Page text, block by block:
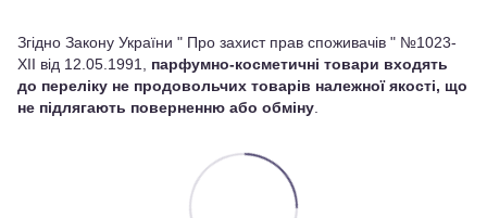
Згідно Закону України " Про захист прав споживачів " №1023-
XII від 12.05.1991, парфумно-косметичні товари входять
до переліку не продовольчих товарів належної якості, що
не підлягають поверненню або обміну